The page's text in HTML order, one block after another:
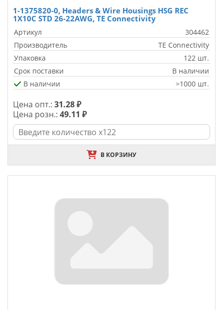
1-1375820-0, Headers & Wire Housings HSG REC
1X10C STD 26-22AWG, TE Connectivity
Артикул
304462
Производитель
TE Connectivity
Упаковка
122 шт.
Срок поставки
В наличии
В наличии
>1000 шт.
Цена опт.: 31.28 ₽
Цена розн.: 49.11 ₽
В КОРЗИНУ